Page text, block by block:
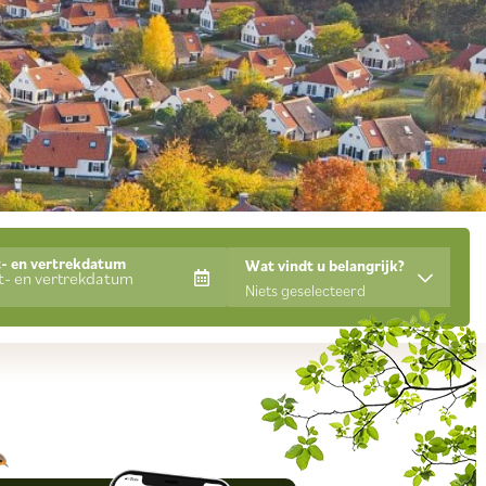
en vertrekdatum
Wat vindt u belangrijk?
Niets geselecteerd